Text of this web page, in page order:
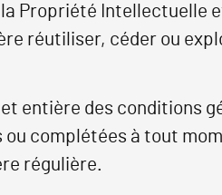
Propriété Intellectuelle
réutiliser, céder ou
entière des conditions
complétées à tout
régulière.